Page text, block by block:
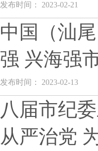
发布时间： 2023-02-21
中国（汕
强 兴海强
发布时间： 2023-02-13
八届市纪
从严治党